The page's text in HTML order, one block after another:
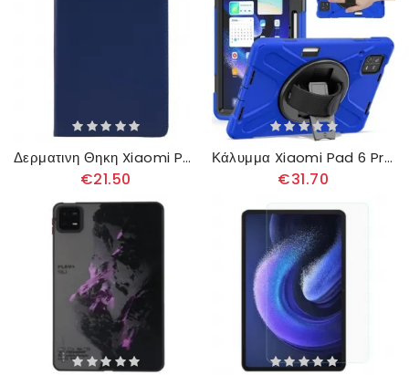
Δερματινη Θηκη Xiaomi Pad 6 Pro Βάση Περιστροφής Σιλικόνης
€21.50
Κάλυμμα Xiaomi Pad 6 Pro Θήκες Κινητών Ενισχυμένο Υψηλής Ποιότητας
€31.70